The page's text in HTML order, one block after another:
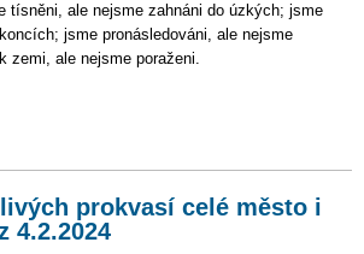
tísněni, ale nejsme zahnáni do úzkých; jsme
jsme pronásledováni, ale nejsme
zemi, ale nejsme poraženi.
prokvasí celé město i
4.2.2024